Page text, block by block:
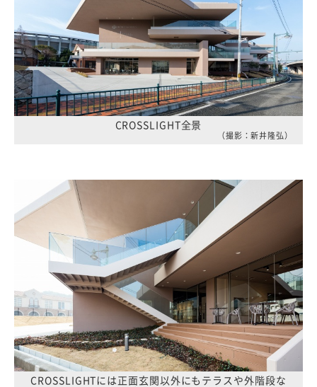
CROSSLIGHT全景
（撮影：新井隆弘）
CROSSLIGHTには正面玄関以外にもテラスや外階段な